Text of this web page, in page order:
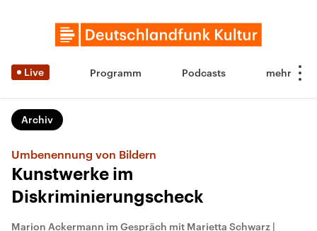
Live Programm Podcasts
Archiv
Umbenennung von Bildern
Kunstwerke im
Diskriminierungscheck
Marion Ackermann im Gespräch mit Marietta Schwarz |